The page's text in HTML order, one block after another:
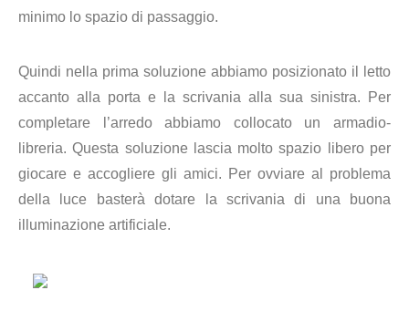
minimo lo spazio di passaggio.
Quindi nella prima soluzione abbiamo posizionato il letto
accanto alla porta e la scrivania alla sua sinistra. Per
completare l’arredo abbiamo collocato un armadio-
libreria. Questa soluzione lascia molto spazio libero per
giocare e accogliere gli amici. Per ovviare al problema
della luce basterà dotare la scrivania di una buona
illuminazione artificiale.